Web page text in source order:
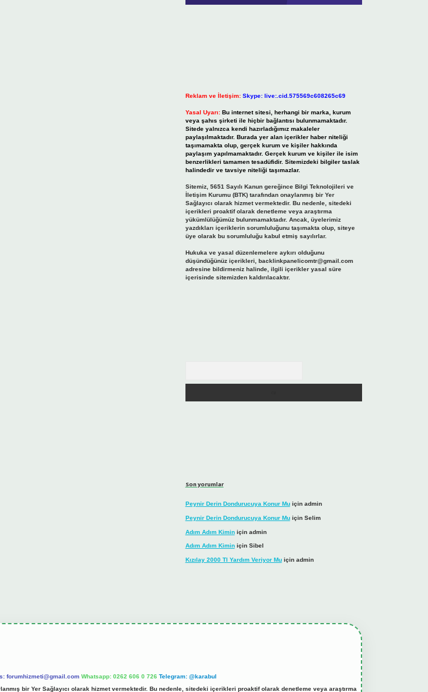
Reklam ve İletişim: Skype: live:.cid.575569c608265c69
Yasal Uyarı: Bu internet sitesi, herhangi bir marka, kurum
veya şahıs şirketi ile hiçbir bağlantısı bulunmamaktadır.
Sitede yalnızca kendi hazırladığımız makaleler
paylaşılmaktadır. Burada yer alan içerikler haber niteliği
taşımamakta olup, gerçek kurum ve kişiler hakkında
paylaşım yapılmamaktadır. Gerçek kurum ve kişiler ile isim
benzerlikleri tamamen tesadüfidir. Sitemizdeki bilgiler taslak
halindedir ve tavsiye niteliği taşımazlar.
Sitemiz, 5651 Sayılı Kanun gereğince Bilgi Teknolojileri ve
İletişim Kurumu (BTK) tarafından onaylanmış bir Yer
Sağlayıcı olarak hizmet vermektedir. Bu nedenle, sitedeki
içerikleri proaktif olarak denetleme veya araştırma
yükümlülüğümüz bulunmamaktadır. Ancak, üyelerimiz
yazdıkları içeriklerin sorumluluğunu taşımakta olup, siteye
üye olarak bu sorumluluğu kabul etmiş sayılırlar.
Hukuka ve yasal düzenlemelere aykırı olduğunu
düşündüğünüz içerikleri, backlinkpanelicomtr@gmail.com
adresine bildirmeniz halinde, ilgili içerikler yasal süre
içerisinde sitemizden kaldırılacaktır.
Son yorumlar
Peynir Derin Dondurucuya Konur Muiçin admin
Peynir Derin Dondurucuya Konur Muiçin Selim
Adım Adım Kiminiçin admin
Adım Adım Kiminiçin Sibel
Kızılay 2000 Tl Yardım Veriyor Muiçin admin
forumhizmeti@gmail.com Whatsapp: 0262 606 0 726 Telegram: @karabul
bir Yer Sağlayıcı olarak hizmet vermektedir. Bu nedenle, sitedeki içerikleri proaktif olarak denetleme veya araştırma